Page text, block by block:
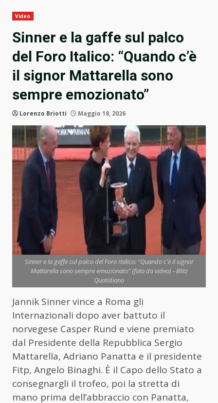
Video
Sinner e la gaffe sul palco
del Foro Italico: “Quando c’è
il signor Mattarella sono
sempre emozionato”
Lorenzo Briotti Maggio 18, 2026
Sinner e la gaffe sul palco del Foro Italico: "Quando c'è il signor
Mattarella sono sempre emozionato" (foto da video) - Blitz
Quotidiano
Jannik Sinner vince a Roma gli
Internazionali dopo aver battuto il
norvegese Casper Rund e viene premiato
dal Presidente della Repubblica Sergio
Mattarella, Adriano Panatta e il presidente
Fitp, Angelo Binaghi. È il Capo dello Stato a
consegnargli il trofeo, poi la stretta di
mano prima dell’abbraccio con Panatta,